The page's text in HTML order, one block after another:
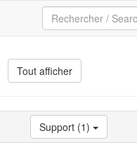
Tout afficher
Support (1)